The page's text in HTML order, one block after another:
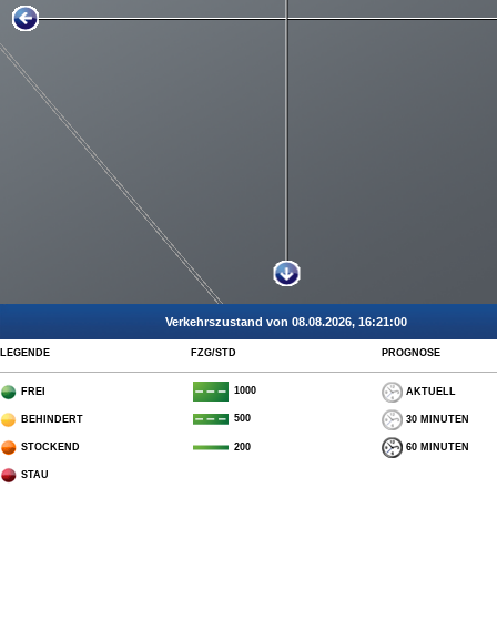
Verkehrszustand von 08.08.2026, 16:21:00
LEGENDE FZG/STD PROGNOSE
FREI 1000 AKTUELL
BEHINDERT 500 30 MINUTEN
STOCKEND 200 60 MINUTEN
STAU